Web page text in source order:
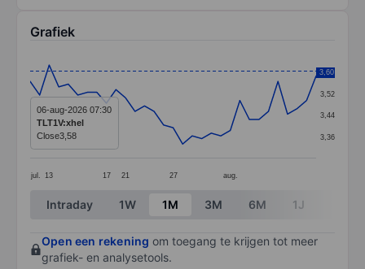
Grafiek
Line chart with 31 data points.
The chart has 1 X axis displaying categories.
The chart has 1 Y axis displaying values. Data
jul. 13 17 21 27 aug.
3,36
3,44
3,52
3,60
3,60
06-aug-2026 07:30
TLT1V:xhel
Close3,58
End of interactive chart.
Intraday 1W 1M 3M 6M 1J
Open een rekening om toegang te krijgen tot meer
grafiek- en analysetools.